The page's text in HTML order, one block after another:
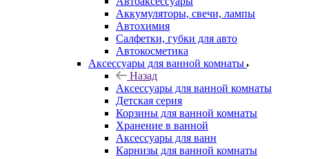
Аккумуляторы, свечи, лампы
Автохимия
Салфетки, губки для авто
Автокосметика
Аксессуары для ванной комнаты
Назад
Аксессуары для ванной комнаты
Детская серия
Корзины для ванной комнаты
Хранение в ванной
Аксессуары для ванн
Карнизы для ванной комнаты